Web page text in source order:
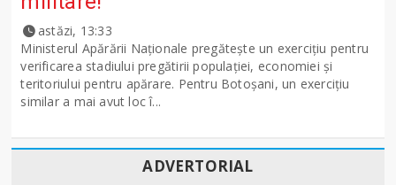
astăzi, 13:33
Ministerul Apărării Naţionale pregăteşte un exerciţiu pentru
verificarea stadiului pregătirii populației, economiei și
teritoriului pentru apărare. Pentru Botoșani, un exercițiu
similar a mai avut loc î...
ADVERTORIAL